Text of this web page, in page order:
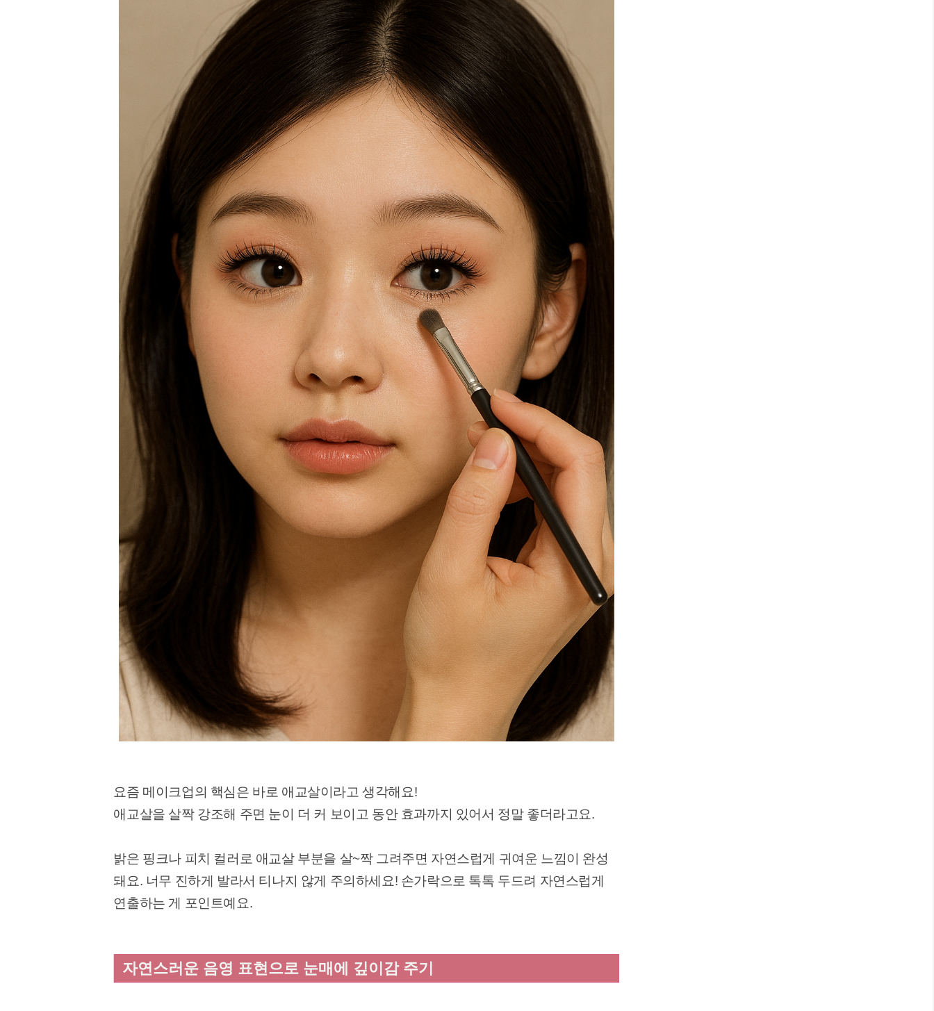
요즘 메이크업의 핵심은 바로 애교살이라고 생각해요!
애교살을 살짝 강조해 주면 눈이 더 커 보이고 동안 효과까지 있어서 정말 좋더라고요.
밝은 핑크나 피치 컬러로 애교살 부분을 살~짝 그려주면 자연스럽게 귀여운 느낌이 완성
돼요. 너무 진하게 발라서 티나지 않게 주의하세요! 손가락으로 톡톡 두드려 자연스럽게
연출하는 게 포인트예요.
자연스러운 음영 표현으로 눈매에 깊이감 주기